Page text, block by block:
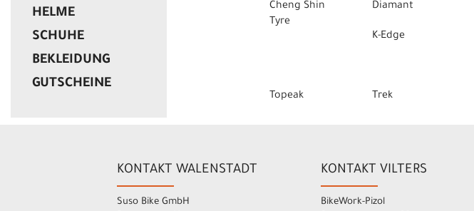
HELME
SCHUHE
BEKLEIDUNG
GUTSCHEINE
Cheng Shin
Tyre
Diamant
K-Edge
Topeak Trek
KONTAKT WALENSTADT
Suso Bike GmbH
KONTAKT VILTERS
BikeWork-Pizol